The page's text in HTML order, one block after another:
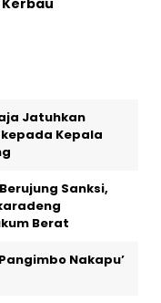
Jatuhkan
Kepala
Sanksi,
Berat
Nakapu’